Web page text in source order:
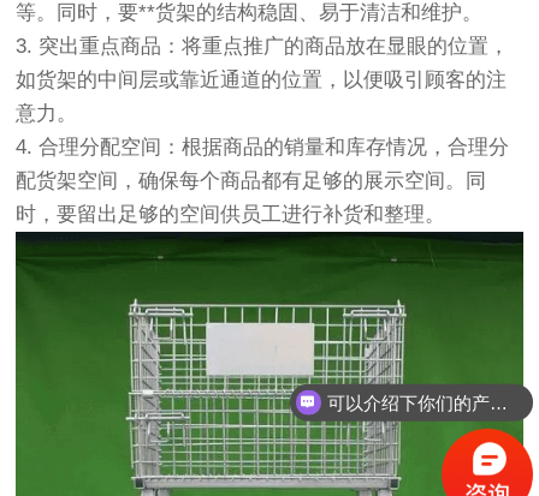
等。同时，要**货架的结构稳固、易于清洁和维护。
3. 突出重点商品：将重点推广的商品放在显眼的位置，
如货架的中间层或靠近通道的位置，以便吸引顾客的注
意力。
4. 合理分配空间：根据商品的销量和库存情况，合理分
配货架空间，确保每个商品都有足够的展示空间。同
时，要留出足够的空间供员工进行补货和整理。
可以介绍下你们的产品么？